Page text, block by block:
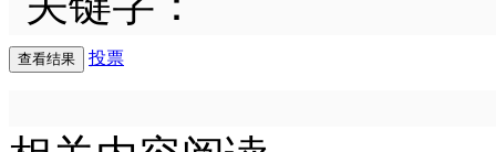
投票